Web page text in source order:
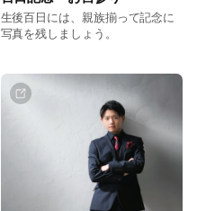
生後百日には、親族揃って記念に
写真を残しましょう。